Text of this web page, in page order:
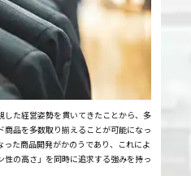
た経営姿勢を貫いてきたことから、多
品を多数取り揃えることが可能になっ
た商品開発がかのうであり、これによ
性の高さ」を同時に追求する強みを持っ